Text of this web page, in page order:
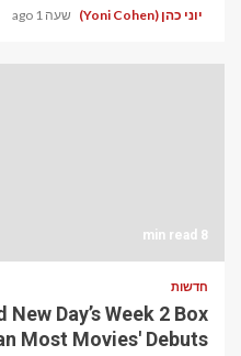
יוני כהן (Yoni Cohen) שעה 1 ago
8 min read
חדשות
Day’s Week 2 Box
Most Movies' Debuts